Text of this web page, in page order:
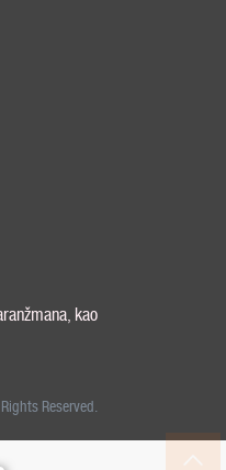
kao
Reserved.